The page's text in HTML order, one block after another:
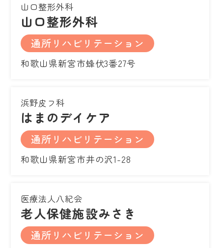
山口整形外科
山口整形外科
通所リハビリテーション
和歌山県新宮市蜂伏3番27号
浜野皮フ科
はまのデイケア
通所リハビリテーション
和歌山県新宮市井の沢1-28
医療法人八紀会
老人保健施設みさき
通所リハビリテーション